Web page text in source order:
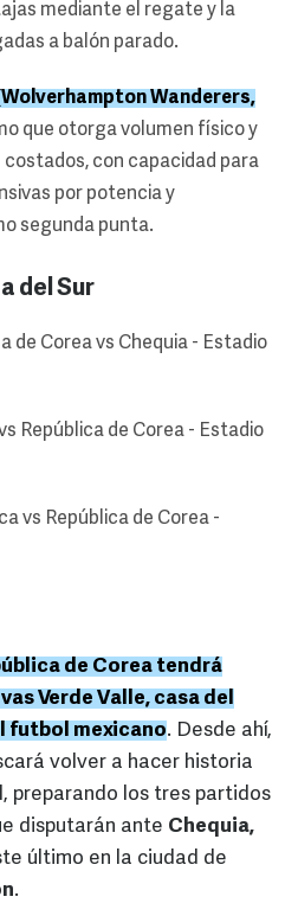
mediante el regate y la
a balón parado.
Wanderers,
que otorga volumen físico y
con capacidad para
por potencia y
segunda punta.
del Sur
de Corea vs Chequia - Estadio
República de Corea - Estadio
vs República de Corea -
de Corea tendrá
Verde Valle, casa del
futbol mexicano. Desde ahí,
volver a hacer historia
preparando los tres partidos
disputarán ante Chequia,
último en la ciudad de
.